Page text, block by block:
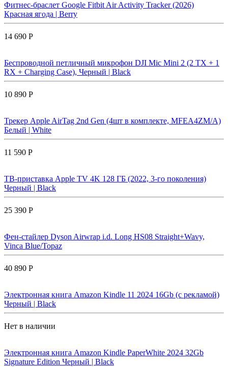
Фитнес-браслет Google Fitbit Air Activity Tracker (2026)
Красная ягода | Berry
14 690 Р
Беспроводной петличный микрофон DJI Mic Mini 2 (2 TX + 1
RX + Charging Case), Черный | Black
10 890 Р
Трекер Apple AirTag 2nd Gen (4шт в комплекте, MFEA4ZM/A)
Белый | White
11 590 Р
ТВ-приставка Apple TV 4K 128 ГБ (2022, 3-го поколения)
Черный | Black
25 390 Р
Фен-стайлер Dyson Airwrap i.d. Long HS08 Straight+Wavy,
Vinca Blue/Topaz
40 890 Р
Электронная книга Amazon Kindle 11 2024 16Gb (с рекламой)
Черный | Black
Нет в наличии
Электронная книга Amazon Kindle PaperWhite 2024 32Gb
Signature Edition Черный | Black